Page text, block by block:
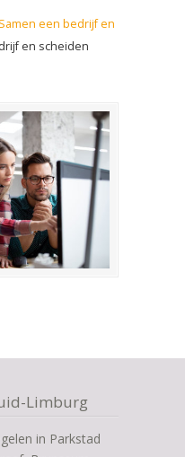
Samen een bedrijf en
en scheiden
Limburg
in Parkstad